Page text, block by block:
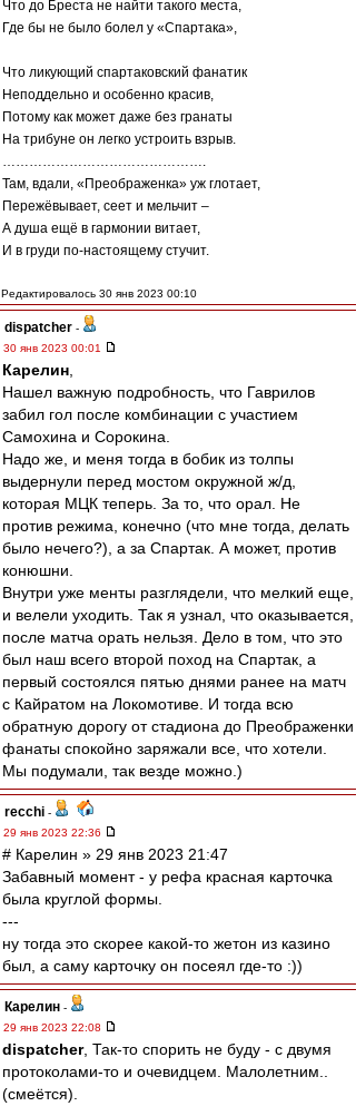
Что до Бреста не найти такого места,
Где бы не было болел у «Спартака»,
Что ликующий спартаковский фанатик
Неподдельно и особенно красив,
Потому как может даже без гранаты
На трибуне он легко устроить взрыв.
……………………………………….
Там, вдали, «Преображенка» уж глотает,
Пережёвывает, сеет и мельчит –
А душа ещё в гармонии витает,
И в груди по-настоящему стучит.
Редактировалось 30 янв 2023 00:10
dispatcher -
30 янв 2023 00:01
Карелин
Нашел важную подробность, что Гаврилов
забил гол после комбинации с участием
Самохина и Сорокина.
Надо же, и меня тогда в бобик из толпы
выдернули перед мостом окружной ж/д,
которая МЦК теперь. За то, что орал. Не
против режима, конечно (что мне тогда, делать
было нечего?), а за Спартак. А может, против
конюшни.
Внутри уже менты разглядели, что мелкий еще,
и велели уходить. Так я узнал, что оказывается,
после матча орать нельзя. Дело в том, что это
был наш всего второй поход на Спартак, а
первый состоялся пятью днями ранее на матч
с Кайратом на Локомотиве. И тогда всю
обратную дорогу от стадиона до Преображенки
фанаты спокойно заряжали все, что хотели.
Мы подумали, так везде можно.)
recchi -
29 янв 2023 22:36
# Карелин » 29 янв 2023 21:47
Забавный момент - у рефа красная карточка
была круглой формы.
---
ну тогда это скорее какой-то жетон из казино
был, а саму карточку он посеял где-то :))
Карелин -
29 янв 2023 22:08
dispatcher, Так-то спорить не буду - с двумя
протоколами-то и очевидцем. Малолетним..
(смеётся).